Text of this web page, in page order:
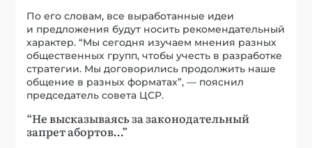
По его словам, все выработанные идеи
и предложения будут носить рекомендательный
характер. “Мы сегодня изучаем мнения разных
общественных групп, чтобы учесть в разработке
стратегии. Мы договорились продолжить наше
общение в разных форматах”, — пояснил
председатель совета ЦСР.
“Не высказываясь за законодательный
запрет абортов…”